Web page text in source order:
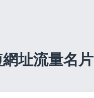
址流量名片